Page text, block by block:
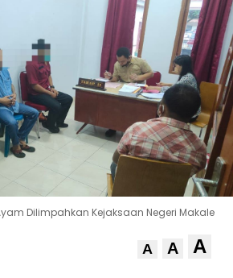
Dilimpahkan Kejaksaan Negeri Makale
A A A